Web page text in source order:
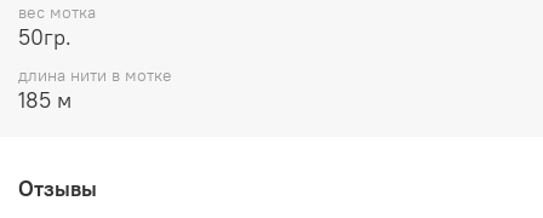
вес мотка
50гр.
длина нити в мотке
185 м
Отзывы